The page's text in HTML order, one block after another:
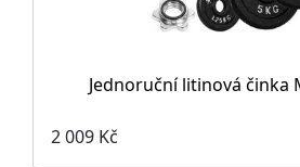
Jednoruční litinová činka
2 009 Kč